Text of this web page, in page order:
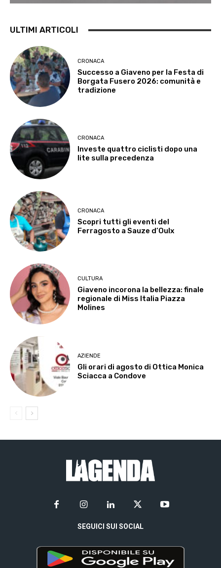
ULTIMI ARTICOLI
CRONACA
Successo a Giaveno per la Festa di
Borgata Fusero 2026: comunità e
tradizione
CRONACA
Investe quattro ciclisti dopo una
lite sulla precedenza
CRONACA
Scopri tutti gli eventi del
Ferragosto a Sauze d’Oulx
CULTURA
Giaveno incorona la bellezza: finale
regionale di Miss Italia Piazza
Molines
AZIENDE
Gli orari di agosto di Ottica Monica
Sciacca a Condove
SEGUICI SUI SOCIAL